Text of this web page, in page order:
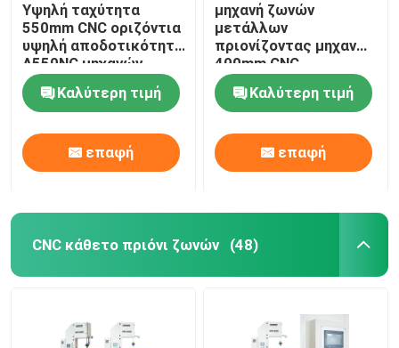
Υψηλή ταχύτητα
550mm CNC οριζόντια
υψηλή αποδοτικότητα
A550NC μηχανών
πριονιών ζωνών
Καλύτερη τιμή
επαφή
μηχανή ζωνών
μετάλλων
πριονίζοντας μηχανών
400mm CNC
πριονίζοντας πλήρως
αυτόματηΚαλύτερη τιμή
επαφή
CNC κάθετο πριόνι ζωνών (48)